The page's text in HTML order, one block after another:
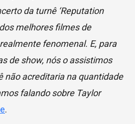
da turnê ‘Reputation
melhores filmes de
fenomenal. E, para
de show, nós o assistimos
não acreditaria na quantidade
falando sobre Taylor
.